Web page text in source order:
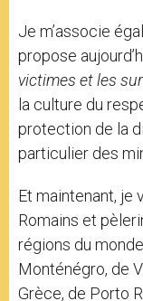
Je m’associe
propose
victimes et les
la culture du
protection de la
particulier des
Et maintenant, je
Romains et
régions du
Monténégro, de
Grèce, de Porto